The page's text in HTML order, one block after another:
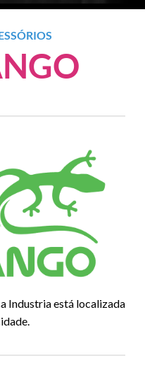
Industria está localizada